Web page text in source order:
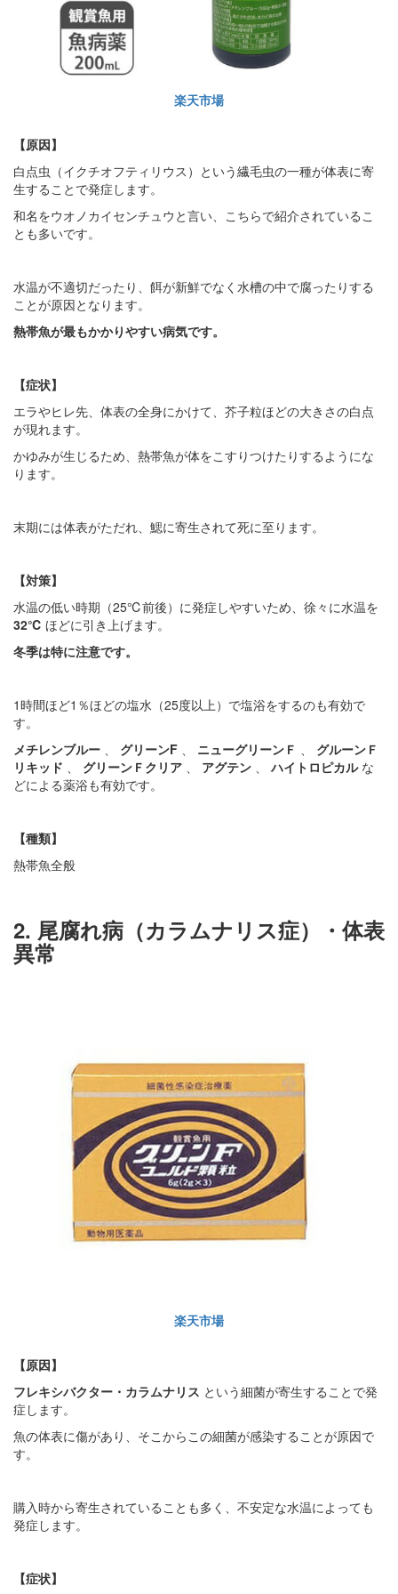
楽天市場
【原因】
白点虫（イクチオフティリウス）という繊毛虫の一種が体表に寄
生することで発症します。
和名をウオノカイセンチュウと言い、こちらで紹介されているこ
とも多いです。
水温が不適切だったり、餌が新鮮でなく水槽の中で腐ったりする
ことが原因となります。
熱帯魚が最もかかりやすい病気です。
【症状】
エラやヒレ先、体表の全身にかけて、芥子粒ほどの大きさの白点
が現れます。
かゆみが生じるため、熱帯魚が体をこすりつけたりするようにな
ります。
末期には体表がただれ、鰓に寄生されて死に至ります。
【対策】
水温の低い時期（25℃前後）に発症しやすいため、徐々に水温を
32℃ ほどに引き上げます。
冬季は特に注意です。
1時間ほど1％ほどの塩水（25度以上）で塩浴をするのも有効で
す。
メチレンブルー
グリーンF ニューグリーンＦ
グルーンＦ
リキッド
グリーンＦクリア アグテン 、ハイトロピカル な
どによる薬浴も有効です。
【種類】
熱帯魚全般
2. 尾腐れ病（カラムナリス症）・体表
異常
楽天市場
【原因】
フレキシバクター・カラムナリス という細菌が寄生することで発
症します。
魚の体表に傷があり、そこからこの細菌が感染することが原因で
す。
購入時から寄生されていることも多く、不安定な水温によっても
発症します。
【症状】